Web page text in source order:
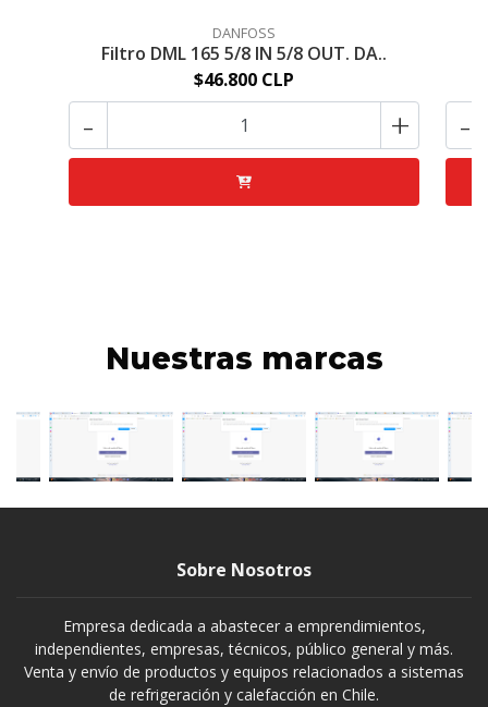
DANFOSS
Filtro DML 165 5/8 IN 5/8 OUT. DA..
$46.800 CLP
- + -
Nuestras marcas
Sobre Nosotros
Empresa dedicada a abastecer a emprendimientos,
independientes, empresas, técnicos, público general y más.
Venta y envío de productos y equipos relacionados a sistemas
de refrigeración y calefacción en Chile.